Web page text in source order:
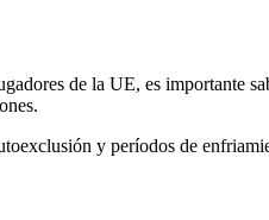
de la UE, es importante
y períodos de